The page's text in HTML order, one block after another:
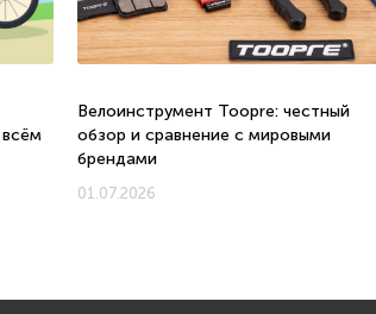
Велоинструмент Toopre: честный
обзор и сравнение с мировыми
брендами
01.07.2026